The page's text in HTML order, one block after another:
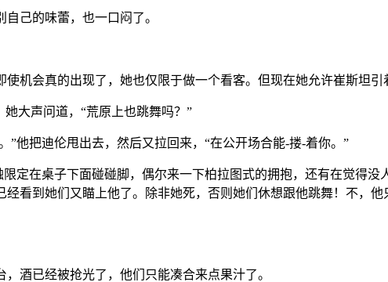
己的味蕾，也一口闷了。
机会真的出现了，她也仅限于做一个看客。但现在她允许崔斯坦引
大声问道，“荒原上也跳舞吗？”
”他把迪伦甩出去，然后又拉回来，“在公开场合能-搂-着你。”
定在桌子下面碰碰脚，偶尔来一下柏拉图式的拥抱，还有在觉得
看到她们又瞄上他了。除非她死，否则她们休想跟他跳舞！不，
酒已经被抢光了，他们只能凑合来点果汁了。